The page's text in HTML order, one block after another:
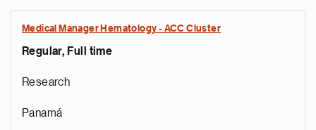
Medical Manager Hematology - ACC Cluster
Regular, Full time
Research
Panamá